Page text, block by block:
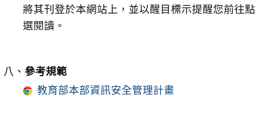
將其刊登於本網站上，並以醒目標示提醒您前往點
選閱讀。
八、 參考規範
教育部本部資訊安全管理計畫